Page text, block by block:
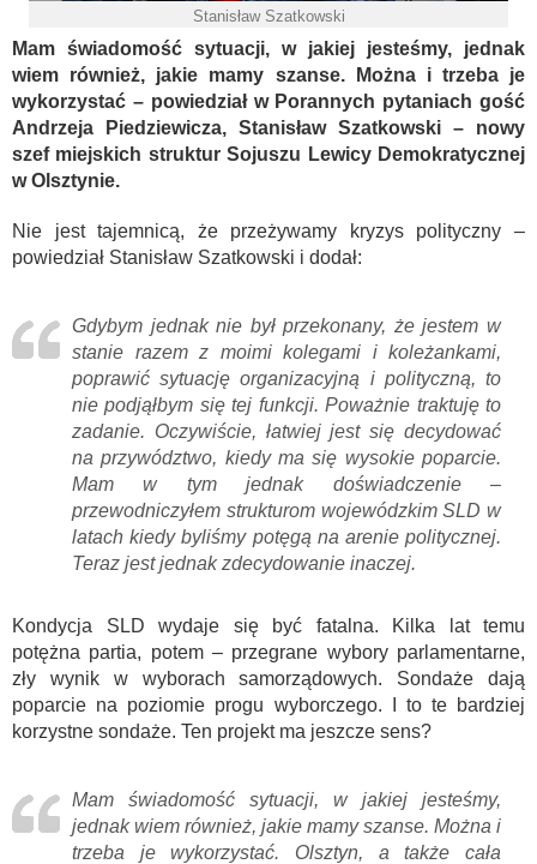
Stanisław Szatkowski
Mam świadomość sytuacji, w jakiej jesteśmy, jednak
wiem również, jakie mamy szanse. Można i trzeba je
wykorzystać – powiedział w Porannych pytaniach gość
Andrzeja Piedziewicza, Stanisław Szatkowski – nowy
szef miejskich struktur Sojuszu Lewicy Demokratycznej
w Olsztynie.
Nie jest tajemnicą, że przeżywamy kryzys polityczny –
powiedział Stanisław Szatkowski i dodał:
Gdybym jednak nie był przekonany, że jestem w
stanie razem z moimi kolegami i koleżankami,
poprawić sytuację organizacyjną i polityczną, to
nie podjąłbym się tej funkcji. Poważnie traktuję to
zadanie. Oczywiście, łatwiej jest się decydować
na przywództwo, kiedy ma się wysokie poparcie.
Mam w tym jednak doświadczenie –
przewodniczyłem strukturom wojewódzkim SLD w
latach kiedy byliśmy potęgą na arenie politycznej.
Teraz jest jednak zdecydowanie inaczej.
Kondycja SLD wydaje się być fatalna. Kilka lat temu
potężna partia, potem – przegrane wybory parlamentarne,
zły wynik w wyborach samorządowych. Sondaże dają
poparcie na poziomie progu wyborczego. I to te bardziej
korzystne sondaże. Ten projekt ma jeszcze sens?
Mam świadomość sytuacji, w jakiej jesteśmy,
jednak wiem również, jakie mamy szanse. Można i
trzeba je wykorzystać. Olsztyn, a także cała